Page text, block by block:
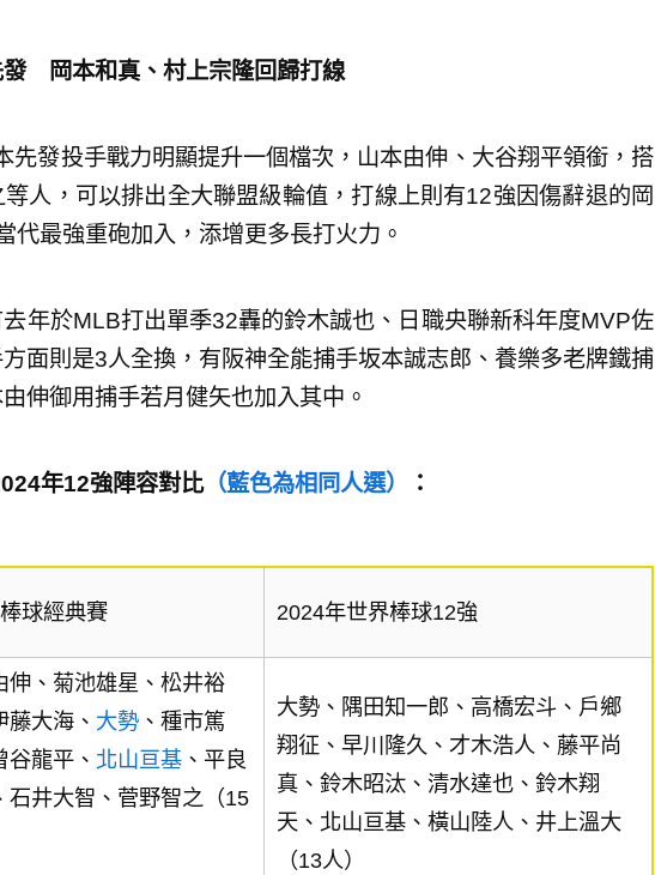
發 岡本和真、村上宗隆回歸打線
先發投手戰力明顯提升一個檔次，山本由伸、大谷翔平領銜，搭
人，可以排出全大聯盟級輪值，打線上則有12強因傷辭退的岡
代最強重砲加入，添增更多長打火力。
年於MLB打出單季32轟的鈴木誠也、日職央聯新科年度MVP佐
面則是3人全換，有阪神全能捕手坂本誠志郎、養樂多老牌鐵捕
伸御用捕手若月健矢也加入其中。
年12強陣容對比（藍色為相同人選） ：
球經典賽 2024年世界棒球12強
伸、菊池雄星、松井裕
大海、 大勢、種市篤
谷龍平、 北山亘基、平良
石井大智、菅野智之（15
大勢、隅田知一郎、高橋宏斗、戶鄉
翔征、早川隆久、才木浩人、藤平尚
真、鈴木昭汰、清水達也、鈴木翔
天、北山亘基、橫山陸人、井上溫大
（13人）